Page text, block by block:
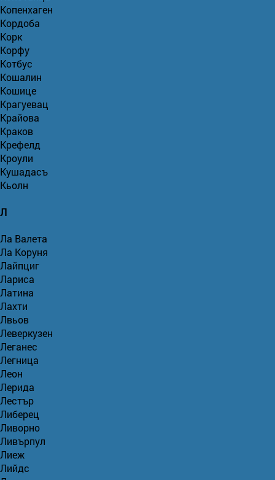
Копенхаген
Кордоба
Корк
Корфу
Котбус
Кошалин
Кошице
Крагуевац
Крайова
Краков
Крефелд
Кроули
Кушадасъ
Кьолн
Л
Ла Валета
Ла Коруня
Лайпциг
Лариса
Латина
Лахти
Лвьов
Леверкузен
Леганес
Легница
Леон
Лерида
Лестър
Либерец
Ливорно
Ливърпул
Лиеж
Лийдс